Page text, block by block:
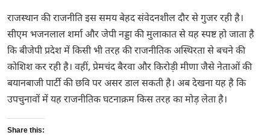
राजस्थान की राजनीति इस समय बेहद संवेदनशील दौर से गुजर रही है।
सीएम भजनलाल शर्मा और जेपी नड्डा की मुलाकात से यह स्पष्ट हो जाता है
कि बीजेपी प्रदेश में किसी भी तरह की राजनीतिक अस्थिरता से बचने की
कोशिश कर रही है। वहीं, प्रेमचंद बैरवा और किरोड़ी मीणा जैसे नेताओं की
बयानबाजी पार्टी की छवि पर असर डाल सकती है। अब देखना यह है कि
उपचुनावों में यह राजनीतिक घटनाक्रम किस तरह का मोड़ लेता है।
Share this: